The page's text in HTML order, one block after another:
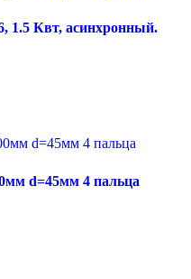
1.5 Квт, асинхронный.
d=45мм 4 пальца